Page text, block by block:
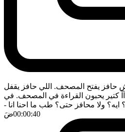
حافز يفتح المصحف. اللي حافز يقفل
كتير يحبون القراءة في المصحف. في
ولا محافز حتى؟ طب ما احنا انا -
00:00:40ضَ